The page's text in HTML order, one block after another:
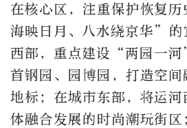
在核心区，注重保护恢复
海映日月、八水绕京华”的
西部，重点建设“两园一
首钢园、园博园，打造空
地标；在城市东部，将运
体融合发展的时尚潮玩街